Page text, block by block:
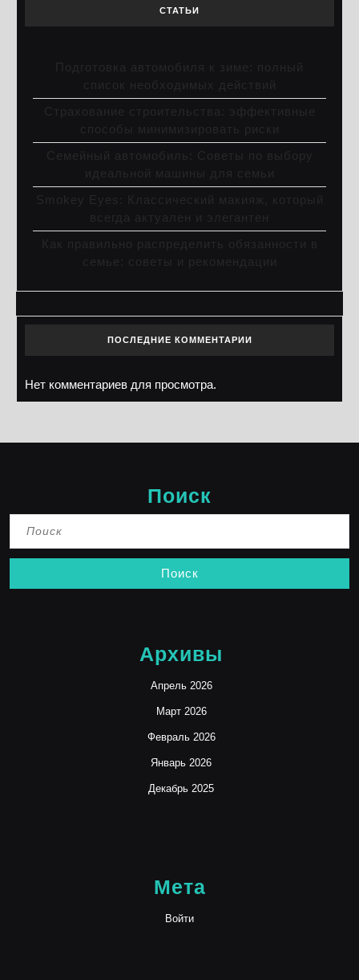
СТАТЬИ
Подготовка автомобиля к зиме: полный
список необходимых действий
Страхование строительства: эффективные
способы минимизировать риски
Семейный автомобиль: Советы по выбору
идеальной машины для семьи
Smokey Eyes: Классический макияж, который
всегда актуален и элегантен
Как правильно распределить обязанности в
семье: советы и рекомендации
ПОСЛЕДНИЕ КОММЕНТАРИИ
Нет комментариев для просмотра.
Поиск
Архивы
Апрель 2026
Март 2026
Февраль 2026
Январь 2026
Декабрь 2025
Мета
Войти